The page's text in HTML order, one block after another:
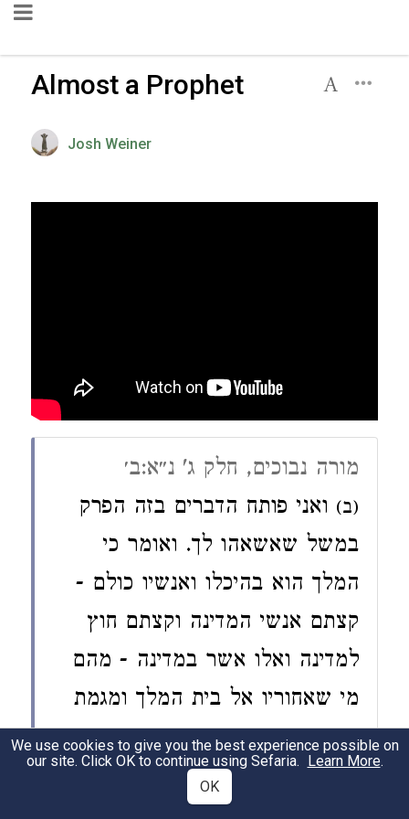
Almost a Prophet
Josh Weiner
מורה נבוכים, חלק ג' נ״א:ב׳
(ב) ואני פותח הדברים בזה הפרק
במשל שאשאהו לך. ואומר כי
המלך הוא בהיכלו ואנשיו כולם -
קצתם אנשי המדינה וקצתם חוץ
למדינה ואלו אשר במדינה - מהם
מי שאחוריו אל בית המלך ומגמת
פניו בדרך אחרת ומהם מי שרוצה
ללכת אל בית המלך ומגמתו אליו
We use cookies to give you the best experience possible on
our site. Click OK to continue using Sefaria. Learn More.
OK